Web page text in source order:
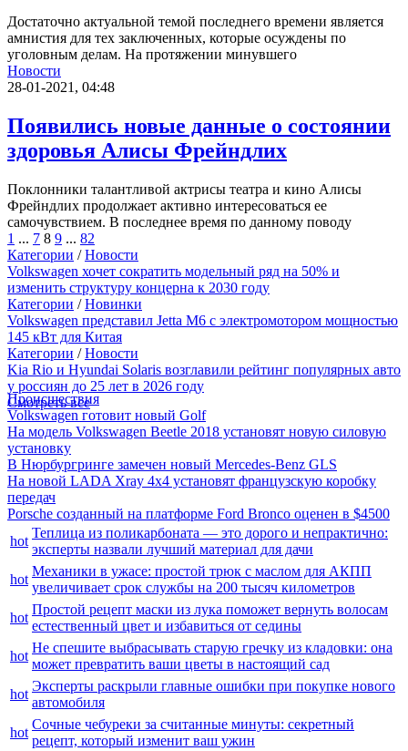
Достаточно актуальной темой последнего времени является
амнистия для тех заключенных, которые осуждены по
уголовным делам. На протяжении минувшего
Новости
28-01-2021, 04:48
Появились новые данные о состоянии
здоровья Алисы Фрейндлих
Поклонники талантливой актрисы театра и кино Алисы
Фрейндлих продолжает активно интересоваться ее
самочувствием. В последнее время по данному поводу
1 ... 7 8 9 ... 82
Категории /Новости
Volkswagen хочет сократить модельный ряд на 50% и
изменить структуру концерна к 2030 году
Категории /Новинки
Volkswagen представил Jetta M6 с электромотором мощностью
145 кВт для Китая
Категории /Новости
Kia Rio и Hyundai Solaris возглавили рейтинг популярных авто
у россиян до 25 лет в 2026 году
Смотреть все
Происшествия
Volkswagen готовит новый Golf
На модель Volkswagen Beetle 2018 установят новую силовую
установку
В Нюрбургринге замечен новый Mercedes-Benz GLS
На новой LADA Xray 4x4 установят французскую коробку
передач
Porsche созданный на платформе Ford Bronco оценен в $4500
hot
Теплица из поликарбоната — это дорого и непрактично:
эксперты назвали лучший материал для дачи
hot
Механики в ужасе: простой трюк с маслом для АКПП
увеличивает срок службы на 200 тысяч километров
hot
Простой рецепт маски из лука поможет вернуть волосам
естественный цвет и избавиться от седины
hot
Не спешите выбрасывать старую гречку из кладовки: она
может превратить ваши цветы в настоящий сад
hot
Эксперты раскрыли главные ошибки при покупке нового
автомобиля
hot
Сочные чебуреки за считанные минуты: секретный
рецепт, который изменит ваш ужин